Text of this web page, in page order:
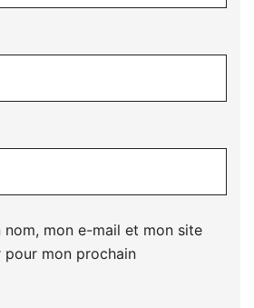
nom, mon e-mail et mon site
pour mon prochain